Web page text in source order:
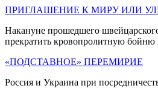
ПРИГЛАШЕНИЕ К МИРУ ИЛИ
Накануне прошедшего
прекратить кровопролитную бойню
«ПОДСТАВНОЕ» ПЕРЕМИРИЕ
Россия и Украина при